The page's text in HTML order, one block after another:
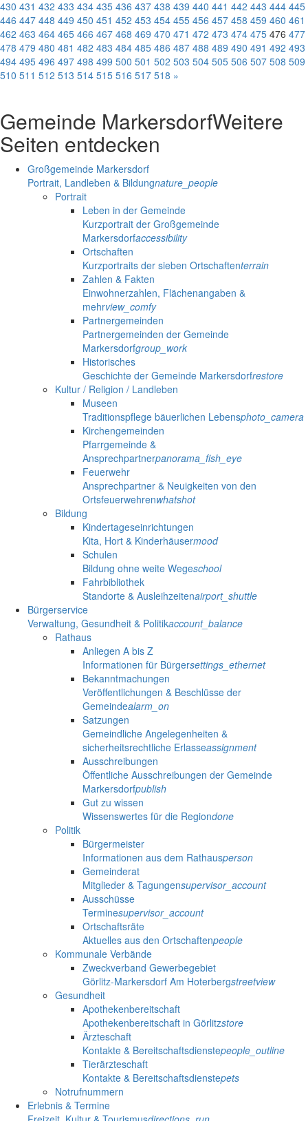
430 431 432 433 434 435 436 437 438 439 440 441 442 443 444 445
446 447 448 449 450 451 452 453 454 455 456 457 458 459 460 461
462 463 464 465 466 467 468 469 470 471 472 473 474 475 476 477
478 479 480 481 482 483 484 485 486 487 488 489 490 491 492 493
494 495 496 497 498 499 500 501 502 503 504 505 506 507 508 509
510 511 512 513 514 515 516 517 518 »
Gemeinde MarkersdorfWeitere
Seiten entdecken
Großgemeinde Markersdorf
Portrait, Landleben & Bildungnature_people
Portrait
Leben in der Gemeinde
Kurzportrait der Großgemeinde
Markersdorfaccessibility
Ortschaften
Kurzportraits der sieben Ortschaftenterrain
Zahlen & Fakten
Einwohnerzahlen, Flächenangaben &
mehrview_comfy
Partnergemeinden
Partnergemeinden der Gemeinde
Markersdorfgroup_work
Historisches
Geschichte der Gemeinde Markersdorfrestore
Kultur / Religion / Landleben
Museen
Traditionspflege bäuerlichen Lebensphoto_camera
Kirchengemeinden
Pfarrgemeinde &
Ansprechpartnerpanorama_fish_eye
Feuerwehr
Ansprechpartner & Neuigkeiten von den
Ortsfeuerwehrenwhatshot
Bildung
Kindertageseinrichtungen
Kita, Hort & Kinderhäusermood
Schulen
Bildung ohne weite Wegeschool
Fahrbibliothek
Standorte & Ausleihzeitenairport_shuttle
Bürgerservice
Verwaltung, Gesundheit & Politikaccount_balance
Rathaus
Anliegen A bis Z
Informationen für Bürgersettings_ethernet
Bekanntmachungen
Veröffentlichungen & Beschlüsse der
Gemeindealarm_on
Satzungen
Gemeindliche Angelegenheiten &
sicherheitsrechtliche Erlasseassignment
Ausschreibungen
Öffentliche Ausschreibungen der Gemeinde
Markersdorfpublish
Gut zu wissen
Wissenswertes für die Regiondone
Politik
Bürgermeister
Informationen aus dem Rathausperson
Gemeinderat
Mitglieder & Tagungensupervisor_account
Ausschüsse
Terminesupervisor_account
Ortschaftsräte
Aktuelles aus den Ortschaftenpeople
Kommunale Verbände
Zweckverband Gewerbegebiet
Görlitz-Markersdorf Am Hoterbergstreetview
Gesundheit
Apothekenbereitschaft
Apothekenbereitschaft in Görlitzstore
Ärzteschaft
Kontakte & Bereitschaftsdienstepeople_outline
Tierärzteschaft
Kontakte & Bereitschaftsdienstepets
Notrufnummern
Erlebnis & Termine